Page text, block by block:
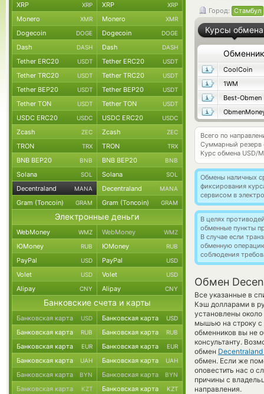
Город: Стамбул
Курсы обмена
Обменник
CoolCoin
1WM
Best-Obmen
Всего по
Суммарный резерв
Курс обмена USD/
Обмены наличных
фиксирования
сервисом в
В целях
обменные пункты
В случае если
обменную
соблюдения
Обмен
Все указанные в
Кэш долларами в
установлены около
мышью на строку с
обменников вы не
консультанту.
обмен
обмен. Если же
оповестить нас о
причины с
направления.
XRP XRP XRP XRP
Monero XMR Monero XMR
Dogecoin DOGE Dogecoin DOGE
Dash DASH Dash DASH
Tether ERC20 USDT Tether ERC20 USDT
Tether TRC20 USDT Tether TRC20 USDT
Tether BEP20 USDT Tether BEP20 USDT
Tether TON USDT Tether TON USDT
USDC ERC20 USDC USDC ERC20 USDC
Zcash ZEC Zcash ZEC
TRON TRX TRON TRX
BNB BEP20 BNB BNB BEP20 BNB
Solana SOL Solana SOL
Decentraland MANA Decentraland MANA
Gram (Toncoin) GRAM Gram (Toncoin) GRAM
Электронные деньги
WebMoney WMZ WebMoney WMZ
ЮMoney RUB ЮMoney RUB
PayPal USD PayPal USD
Volet USD Volet USD
Alipay CNY Alipay CNY
Банковские счета и карты
Банковская карта USD Банковская карта USD
Банковская карта RUB Банковская карта RUB
Банковская карта EUR Банковская карта EUR
Банковская карта UAH Банковская карта UAH
Банковская карта BYN Банковская карта BYN
Банковская карта KZT Банковская карта KZT